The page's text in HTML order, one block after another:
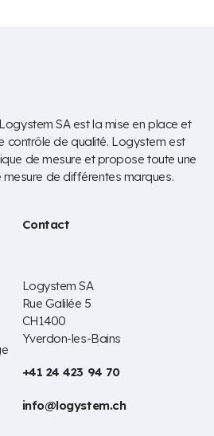
SA est la mise en place et
contrôle de qualité. Logystem est
de mesure et propose toute une
de différentes marques.
Contact
Logystem SA
Rue Galilée 5
CH1400
Yverdon-les-Bains
+41 24 423 94 70
info@logystem.ch